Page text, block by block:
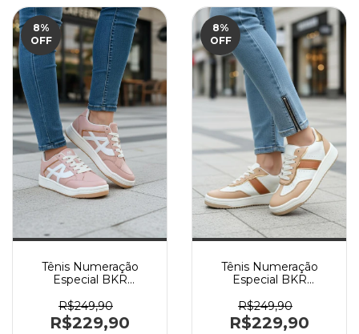
8%
OFF
Tênis Numeração
Especial BKR
GRANDE
R$249,90
R$229,90
8%
OFF
Tênis Numeração
Especial BKR
GRANDE
R$249,90
R$229,90